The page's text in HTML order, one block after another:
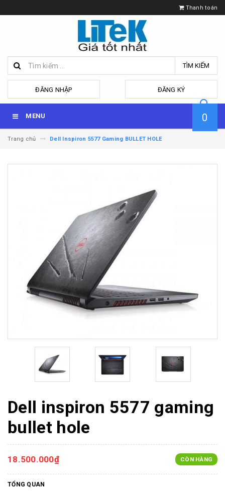
Thanh toán
TÌM KIẾM
ĐĂNG NHẬP ĐĂNG KÝ
MENU 0
Trang chủ Dell Inspiron 5577 Gaming BULLET HOLE
Dell inspiron 5577 gaming
bullet hole
18.500.000₫ CÒN HÀNG
TỔNG QUAN